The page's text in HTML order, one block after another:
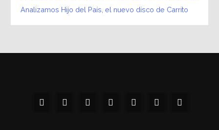
Analizamos Hijo del País, el nuevo disco de Carrito